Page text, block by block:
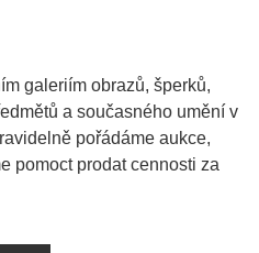
galeriím obrazů, šperků,
a současného umění v
pořádáme aukce,
pomoct prodat cennosti za